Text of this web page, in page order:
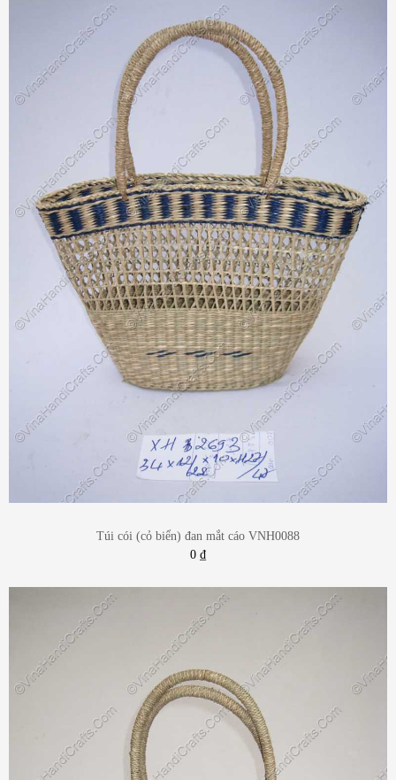
Túi cói (cỏ biển) đan mắt cáo VNH0088
0 ₫